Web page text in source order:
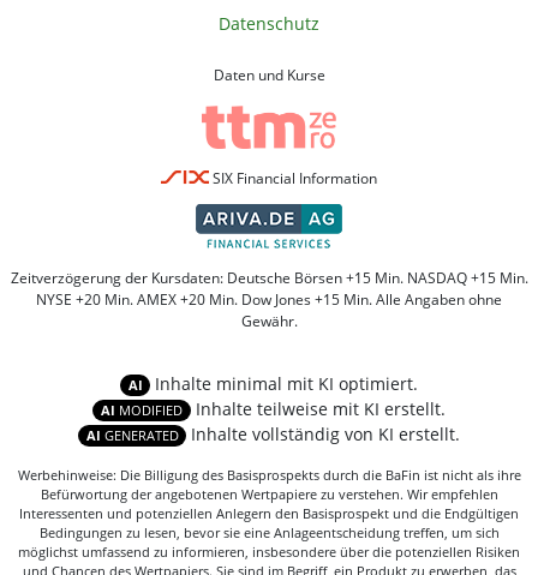
Datenschutz
Daten und Kurse
SIX Financial Information
Zeitverzögerung der Kursdaten: Deutsche Börsen +15 Min. NASDAQ +15 Min.
NYSE +20 Min. AMEX +20 Min. Dow Jones +15 Min. Alle Angaben ohne
Gewähr.
AI Inhalte minimal mit KI optimiert.
AI MODIFIED Inhalte teilweise mit KI erstellt.
AI GENERATED Inhalte vollständig von KI erstellt.
Werbehinweise: Die Billigung des Basisprospekts durch die BaFin ist nicht als ihre
Befürwortung der angebotenen Wertpapiere zu verstehen. Wir empfehlen
Interessenten und potenziellen Anlegern den Basisprospekt und die Endgültigen
Bedingungen zu lesen, bevor sie eine Anlageentscheidung treffen, um sich
möglichst umfassend zu informieren, insbesondere über die potenziellen Risiken
und Chancen des Wertpapiers. Sie sind im Begriff, ein Produkt zu erwerben, das